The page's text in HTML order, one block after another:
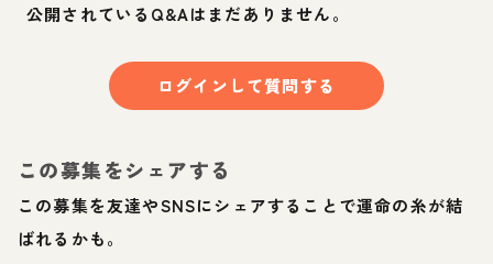
公開されているQ&Aはまだありません。
ログインして質問する
この募集をシェアする
この募集を友達やSNSにシェアすることで運命の糸が結
ばれるかも。